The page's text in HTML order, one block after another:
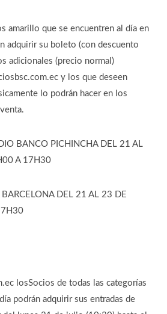
amarillo que se encuentren al día en
adquirir su boleto (con descuento
adicionales (precio normal)
y los que deseen
lo podrán hacer en los
BANCO PICHINCHA DEL 21 AL
A 17H30
BARCELONA DEL 21 AL 23 DE
losSocios de todas las categorías
podrán adquirir sus entradas de